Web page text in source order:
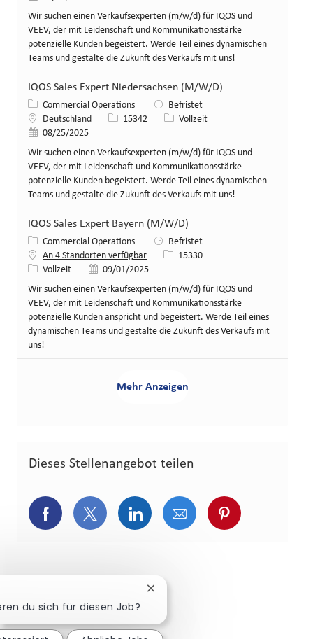
Wir suchen einen Verkaufsexperten (m/w/d) für IQOS und
VEEV, der mit Leidenschaft und Kommunikationsstärke
potenzielle Kunden begeistert. Werde Teil eines dynamischen
Teams und gestalte die Zukunft des Verkaufs mit uns!
IQOS Sales Expert Niedersachsen (M/W/D)
Kategorie
Commercial Operations
Befristet
Standort
Deutschland Stellen-ID
15342 Art der Stelle
Vollzeit
Veröffentlicht am
08/25/2025
Wir suchen einen Verkaufsexperten (m/w/d) für IQOS und
VEEV, der mit Leidenschaft und Kommunikationsstärke
potenzielle Kunden begeistert. Werde Teil eines dynamischen
Teams und gestalte die Zukunft des Verkaufs mit uns!
IQOS Sales Expert Bayern (M/W/D)
Kategorie
Commercial Operations
Befristet
An 4 Standorten verfügbar
Stellen-ID
15330
Art der Stelle
Vollzeit Veröffentlicht am
09/01/2025
Wir suchen einen Verkaufsexperten (m/w/d) für IQOS und
VEEV, der mit Leidenschaft und Kommunikationsstärke
potenzielle Kunden anspricht und begeistert. Werde Teil eines
dynamischen Teams und gestalte die Zukunft des Verkaufs mit
uns!
Mehr Anzeigen
Dieses Stellenangebot teilen
Über Facebook teilen
Über Twitter teilen
Über LinkedIn teilen
Über E-Mail teilen
Über
du sich für diesen Job?
Chatbot-Benachrichtigung